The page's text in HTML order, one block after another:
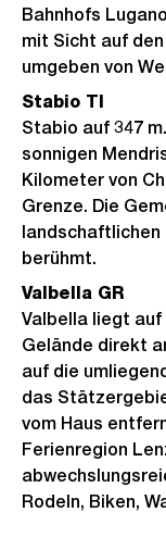
Bahnhofs
mit Sicht auf
umgeben von
Stabio TI
Stabio auf 347
sonnigen
Kilometer von
Grenze. Die
landschaftlichen
berühmt.
Valbella GR
Valbella liegt auf
Gelände direkt
auf die
das
vom Haus
Ferienregion
Rodeln, Biken,